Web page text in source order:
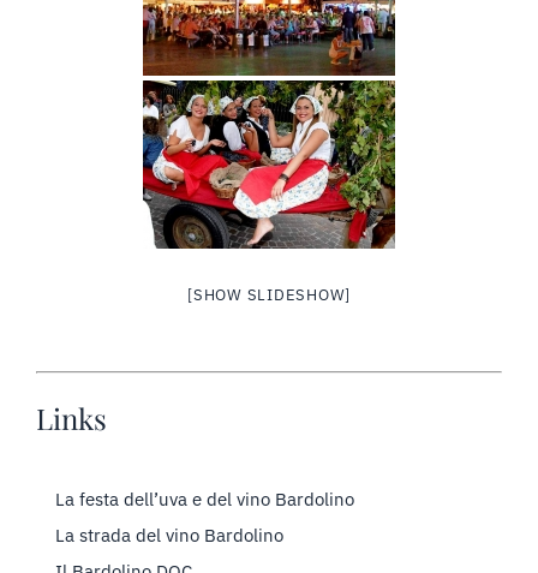
[SHOW SLIDESHOW]
Links
La festa dell’uva e del vino Bardolino
La strada del vino Bardolino